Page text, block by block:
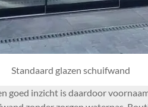
Standaard glazen schuifwand
goed inzicht is daardoor